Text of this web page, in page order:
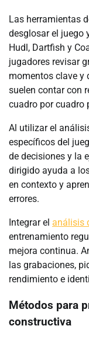
Las herramientas
desglosar el juego
Hudl, Dartfish y
jugadores revisar
momentos clave y
suelen contar con
cuadro por cuadro
Al utilizar el
específicos del
de decisiones y la
dirigido ayuda a
en contexto y
errores.
Integrar el análisis
entrenamiento
mejora continua.
las grabaciones,
rendimiento e
Métodos para
constructiva